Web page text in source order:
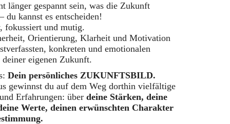
länger gespannt sein, was die Zukunft
du kannst es entscheiden!
fokussiert und mutig.
Orientierung, Klarheit und Motivation
konkreten und emotionalen
eigenen Zukunft.
Dein persönliches ZUKUNFTSBILD.
gewinnst du auf dem Weg dorthin vielfältige
Erfahrungen: über deine Stärken, deine
Werte, deinen erwünschten Charakter